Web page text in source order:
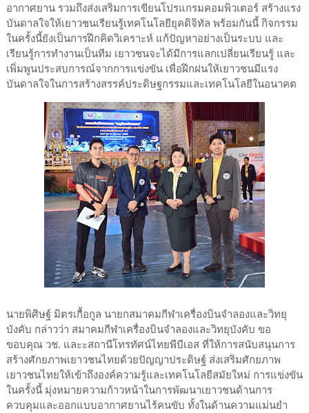
อากาศยาน รวมถึงส่งเสริมการเขียนโปรแกรมคอมพิวเตอร์ สร้างแรง
บันดาลใจให้เยาวชนเรียนรู้เทคโนโลยียุคดิจิทัล พร้อมกันนี้ กิจกรรม
ในครั้งนี้ยังเป็นการฝึกคิดวิเคราะห์ แก้ปัญหาอย่างเป็นระบบ และ
เรียนรู้การทำงานเป็นทีม เยาวชนจะได้มีการแลกเปลี่ยนเรียนรู้ และ
เพิ่มพูนประสบการณ์จากการแข่งขัน เพื่อฝึกฝนให้เยาวชนมีแรง
บันดาลใจในการสร้างสรรค์ประดิษฐกรรมและเทคโนโลยีในอนาคต
นายพิศิษฐ์ มิตรเกื้อกูล นายกสมาคมกีฬาเครื่องบินจำลองและวิทยุ
บังคับ กล่าวว่า สมาคมกีฬาเครื่องบินจำลองและวิทยุบังคับ ขอ
ขอบคุณ วช. และะสถานีโทรทัศน์ไทยพีบีเอส ที่ให้การสนับสนุนการ
สร้างศักยภาพเยาวชนไทยด้วยปัญญาประดิษฐ์ ส่งเสริมศักยภาพ
เยาวชนไทยให้เข้าถึงองค์ความรู้และเทคโนโลยีสมัยใหม่ การแข่งขัน
ในครั้งนี้ มุ่งหมายความก้าวหน้าในการพัฒนาเยาวชนด้านการ
ควบคุมและออกแบบอากาศยานไร้คนขับ ทั้งในด้านความแม่นยำ